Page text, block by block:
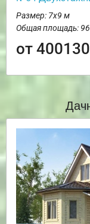
Размер: 7х9 м
Общая площадь: 96
от